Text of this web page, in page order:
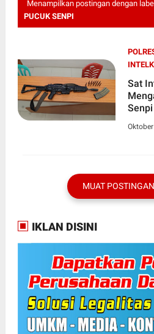
Menampilkan postingan dengan
PUCUK SENPI
Sat
Birem
MUAT
IKLAN DISINI